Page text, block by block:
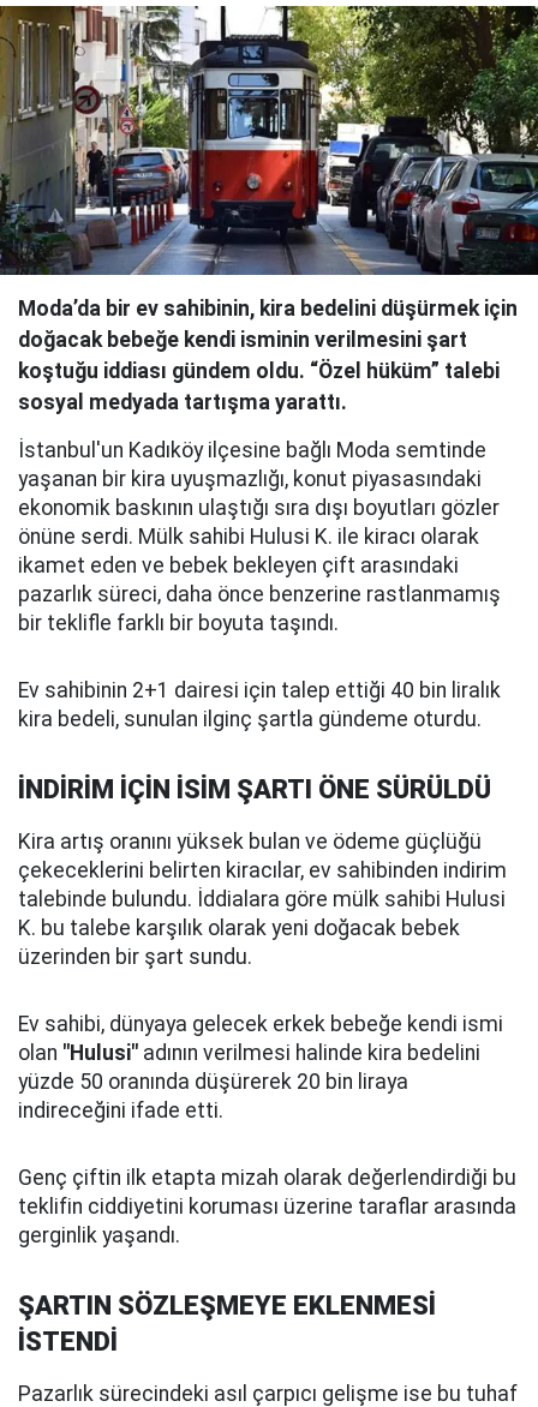
Moda’da bir ev sahibinin, kira bedelini düşürmek için
doğacak bebeğe kendi isminin verilmesini şart
koştuğu iddiası gündem oldu. “Özel hüküm” talebi
sosyal medyada tartışma yarattı.
İstanbul'un Kadıköy ilçesine bağlı Moda semtinde
yaşanan bir kira uyuşmazlığı, konut piyasasındaki
ekonomik baskının ulaştığı sıra dışı boyutları gözler
önüne serdi. Mülk sahibi Hulusi K. ile kiracı olarak
ikamet eden ve bebek bekleyen çift arasındaki
pazarlık süreci, daha önce benzerine rastlanmamış
bir teklifle farklı bir boyuta taşındı.
Ev sahibinin 2+1 dairesi için talep ettiği 40 bin liralık
kira bedeli, sunulan ilginç şartla gündeme oturdu.
İNDİRİM İÇİN İSİM ŞARTI ÖNE SÜRÜLDÜ
Kira artış oranını yüksek bulan ve ödeme güçlüğü
çekeceklerini belirten kiracılar, ev sahibinden indirim
talebinde bulundu. İddialara göre mülk sahibi Hulusi
K. bu talebe karşılık olarak yeni doğacak bebek
üzerinden bir şart sundu.
Ev sahibi, dünyaya gelecek erkek bebeğe kendi ismi
olan "Hulusi" adının verilmesi halinde kira bedelini
yüzde 50 oranında düşürerek 20 bin liraya
indireceğini ifade etti.
Genç çiftin ilk etapta mizah olarak değerlendirdiği bu
teklifin ciddiyetini koruması üzerine taraflar arasında
gerginlik yaşandı.
ŞARTIN SÖZLEŞMEYE EKLENMESİ
İSTENDİ
Pazarlık sürecindeki asıl çarpıcı gelişme ise bu tuhaf